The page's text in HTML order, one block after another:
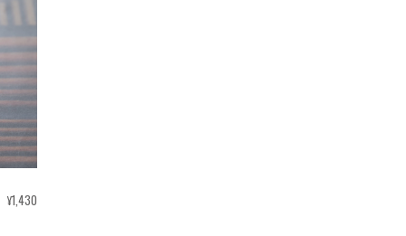
¥1,430